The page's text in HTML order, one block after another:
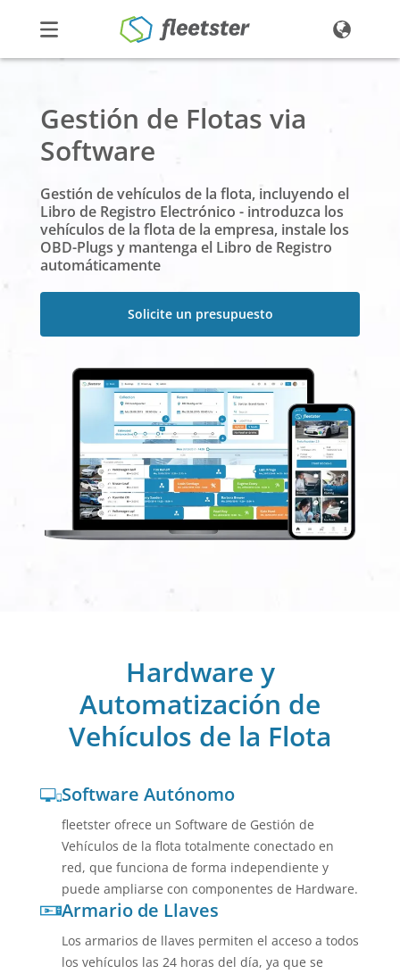
Precios
Noticias
Demo Ingresar
Gestión de Flotas via
Software
Gestión de vehículos de la flota, incluyendo el
Libro de Registro Electrónico - introduzca los
vehículos de la flota de la empresa, instale los
OBD-Plugs y mantenga el Libro de Registro
automáticamente
Solicite un presupuesto
Hardware y
Automatización de
Vehículos de la Flota
Software Autónomo
fleetster ofrece un Software de Gestión de
Vehículos de la flota totalmente conectado en
red, que funciona de forma independiente y
puede ampliarse con componentes de Hardware.
Armario de Llaves
Los armarios de llaves permiten el acceso a todos
los vehículos las 24 horas del día, ya que se